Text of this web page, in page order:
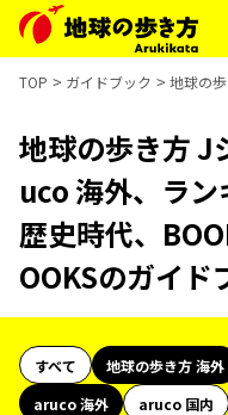
TOP ガイドブック 地球の
地球の歩き方 J
uco 海外、ラン
歴史時代、
OOKSのガイド
すべて 地球の歩き方 海外
aruco 海外
aruco 国内